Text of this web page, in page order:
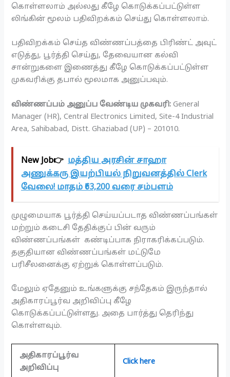
கொள்ளலாம் அல்லது கீழே கொடுக்கப்பட்டுள்ள
லிங்கின் மூலம் பதிவிறக்கம் செய்து கொள்ளலாம்.
பதிவிறக்கம் செய்த விண்ணப்பத்தை பிரிண்ட் அவுட்
எடுத்து, பூர்த்தி செய்து, தேவையான கல்வி
சான்றுகளை இணைத்து கீழே கொடுக்கப்பட்டுள்ள
முகவரிக்கு தபால் மூலமாக அனுப்பவும்.
விண்ணப்பம் அனுப்ப வேண்டிய முகவரி: General
Manager (HR), Central Electronics Limited, Site-4 Industrial
Area, Sahibabad, Distt. Ghaziabad (UP) – 201010.
New Job👉 மத்திய அரசின் சாஹா
அணுக்கரு இயற்பியல் நிறுவனத்தில் Clerk
வேலை! மாதம் ₹63,200 வரை சம்பளம்
முழுமையாக பூர்த்தி செய்யப்படாத விண்ணப்பங்கள்
மற்றும் கடைசி தேதிக்குப் பின் வரும்
விண்ணப்பங்கள் கண்டிப்பாக நிராகரிக்கப்படும்.
தகுதியான விண்ணப்பங்கள் மட்டுமே
பரிசீலனைக்கு ஏற்றுக் கொள்ளப்படும்.
மேலும் ஏதேனும் உங்களுக்கு சந்தேகம் இருந்தால்
அதிகாரப்பூர்வ அறிவிப்பு கீழே
கொடுக்கப்பட்டுள்ளது. அதை பார்த்து தெரிந்து
கொள்ளவும்.
அதிகாரப்பூர்வ
அறிவிப்பு
Click here